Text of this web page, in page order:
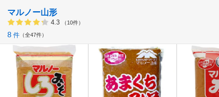
マルノー山形
4.3 （10件）
8 件 全47件